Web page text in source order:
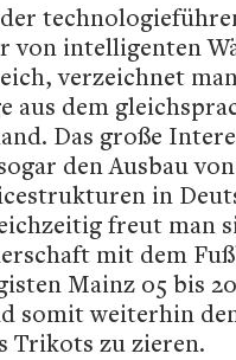
von intelligenten
verzeichnet
aus dem
Das große
den Ausbau
in
freut man
mit dem
Mainz 05 bis
somit weiterhin
Trikots zu zieren.